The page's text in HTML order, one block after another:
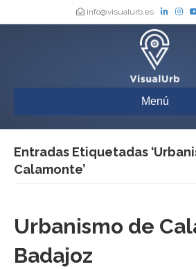
info@visualurb.es
Menú
Entradas Etiquetadas
Calamonte’
Urbanismo de
Badajoz